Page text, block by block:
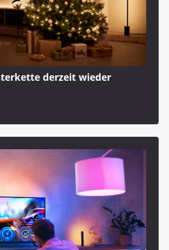
derzeit wieder